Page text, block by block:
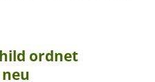
ordnet